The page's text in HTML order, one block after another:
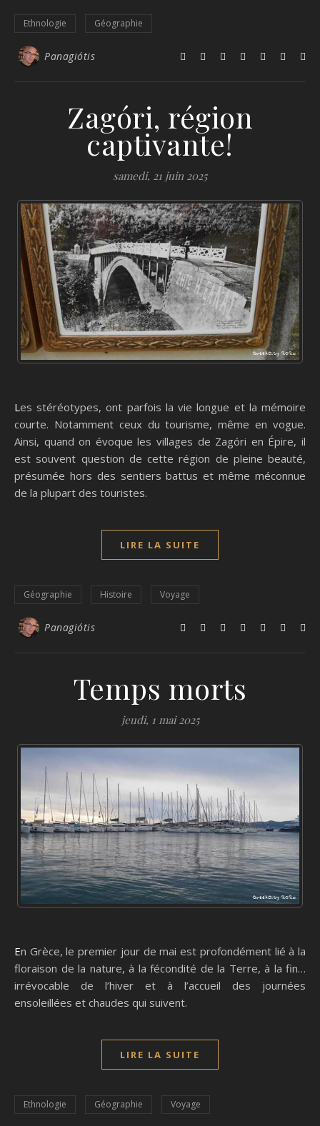
Ethnologie Géographie
Panagiótis
Zagóri, région
captivante!
samedi, 21 juin 2025
Les stéréotypes, ont parfois la vie longue et la mémoire
courte. Notamment ceux du tourisme, même en vogue.
Ainsi, quand on évoque les villages de Zagóri en Épire, il
est souvent question de cette région de pleine beauté,
présumée hors des sentiers battus et même méconnue
de la plupart des touristes.
LIRE LA SUITE
Géographie Histoire Voyage
Panagiótis
Temps morts
jeudi, 1 mai 2025
En Grèce, le premier jour de mai est profondément lié à la
floraison de la nature, à la fécondité de la Terre, à la fin…
irrévocable de l’hiver et à l’accueil des journées
ensoleillées et chaudes qui suivent.
LIRE LA SUITE
Ethnologie Géographie Voyage